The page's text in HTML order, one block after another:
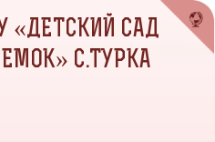
«ДЕТСКИЙ САД
С.ТУРКА